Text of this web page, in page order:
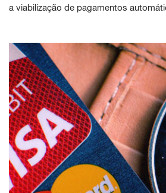
a viabilização de pagamentos